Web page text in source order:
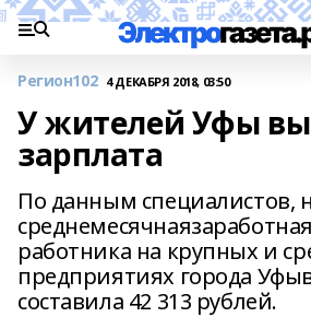
Регион102 4 ДЕКАБРЯ 2018, 03:50
У жителей Уфы
зарплата
По данным специалистов,
работника на крупных и
предприятиях города
составила 42 313 рублей.